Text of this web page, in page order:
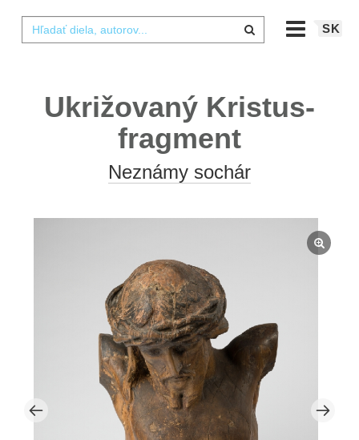
SK
Ukrižovaný Kristus-
fragment
Neznámy sochár